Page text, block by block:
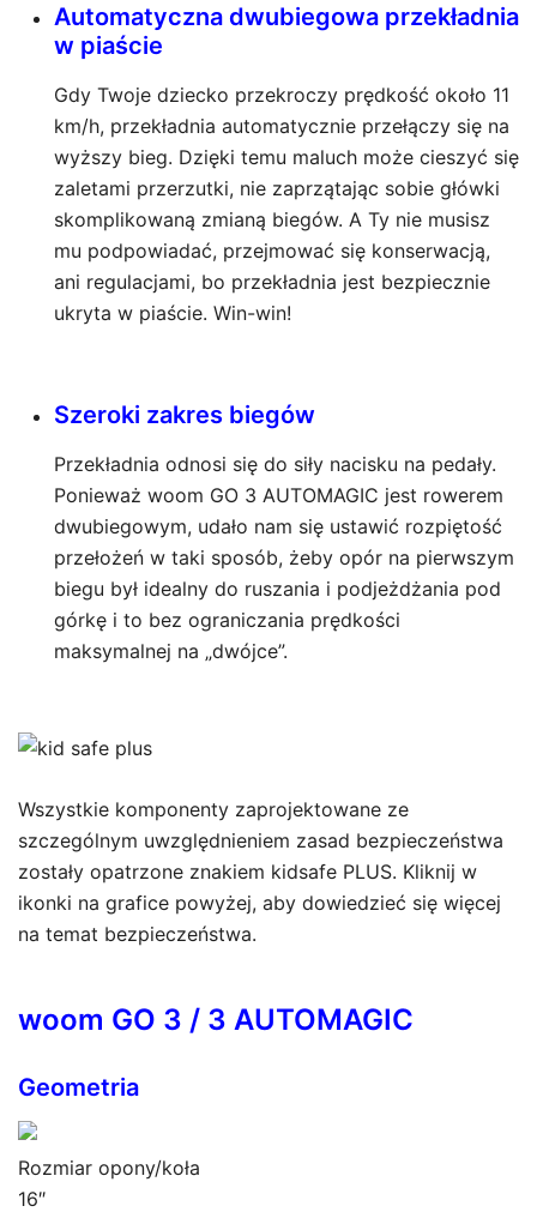
Automatyczna dwubiegowa przekładnia
w piaście
Gdy Twoje dziecko przekroczy prędkość około 11
km/h, przekładnia automatycznie przełączy się na
wyższy bieg. Dzięki temu maluch może cieszyć się
zaletami przerzutki, nie zaprzątając sobie główki
skomplikowaną zmianą biegów. A Ty nie musisz
mu podpowiadać, przejmować się konserwacją,
ani regulacjami, bo przekładnia jest bezpiecznie
ukryta w piaście. Win-win!
Szeroki zakres biegów
Przekładnia odnosi się do siły nacisku na pedały.
Ponieważ woom GO 3 AUTOMAGIC jest rowerem
dwubiegowym, udało nam się ustawić rozpiętość
przełożeń w taki sposób, żeby opór na pierwszym
biegu był idealny do ruszania i podjeżdżania pod
górkę i to bez ograniczania prędkości
maksymalnej na „dwójce”.
Wszystkie komponenty zaprojektowane ze
szczególnym uwzględnieniem zasad bezpieczeństwa
zostały opatrzone znakiem kidsafe PLUS. Kliknij w
ikonki na grafice powyżej, aby dowiedzieć się więcej
na temat bezpieczeństwa.
woom GO 3 / 3 AUTOMAGIC
Geometria
Rozmiar opony/koła
16″